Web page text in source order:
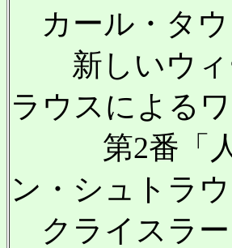
カール・タウ
新しいウィ
ラウスによる
第2番「人
ン・シュトラ
クライスラー